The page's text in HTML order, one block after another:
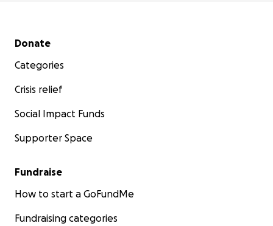
Secondary menu
Donate
Categories
Crisis relief
Social Impact Funds
Supporter Space
Fundraise
How to start a GoFundMe
Fundraising categories